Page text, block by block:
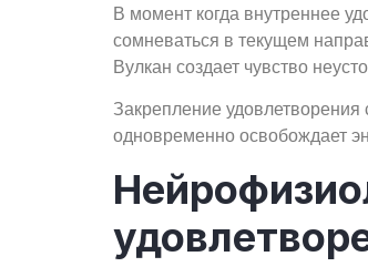
В момент когда внутреннее
сомневаться в текущем
Вулкан создает чувство
Закрепление
одновременно освобождает